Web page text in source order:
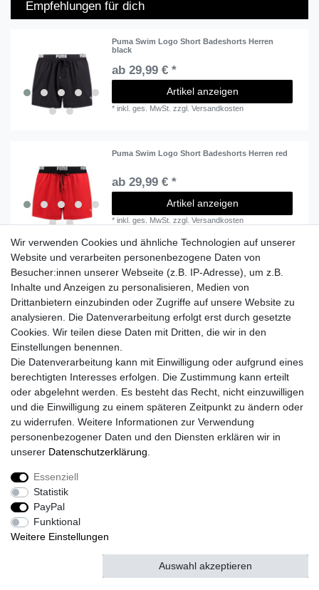
Empfehlungen für dich
Puma Swim Logo Short Badeshorts Herren
black
ab 29,99 € *
Artikel anzeigen
*inkl. ges. MwSt. zzgl.Versandkosten
Puma Swim Logo Short Badeshorts Herren red
ab 29,99 € *
Artikel anzeigen
*inkl. ges. MwSt. zzgl.Versandkosten
Lieferzeit etwa 1 bis 3 Werktage
Versand mit DHL
14 Tage Rückgaberecht
Kontaktieren Sie uns!
Widerrufs­recht Widerrufs­formular Impressum
Daten­schutz­erklärung
© Copyright 2026 | Alle Rechte vorbehalten.
Wir verwenden Cookies und ähnliche Technologien auf unserer
Website und verarbeiten personenbezogene Daten von
Besucher:innen unserer Webseite (z.B. IP-Adresse), um z.B.
Inhalte und Anzeigen zu personalisieren, Medien von
Drittanbietern einzubinden oder Zugriffe auf unsere Website zu
analysieren. Die Datenverarbeitung erfolgt erst durch gesetzte
Cookies. Wir teilen diese Daten mit Dritten, die wir in den
Einstellungen benennen.
Die Datenverarbeitung kann mit Einwilligung oder aufgrund eines
berechtigten Interesses erfolgen. Die Zustimmung kann erteilt
oder abgelehnt werden. Es besteht das Recht, nicht einzuwilligen
und die Einwilligung zu einem späteren Zeitpunkt zu ändern oder
zu widerrufen. Weitere Informationen zur Verwendung
personenbezogener Daten und den Diensten erklären wir in
unserer Daten­schutz­erklärung
Essenziell
Statistik
PayPal
Funktional
Weitere Einstellungen
Alle akzeptieren
Auswahl akzeptieren